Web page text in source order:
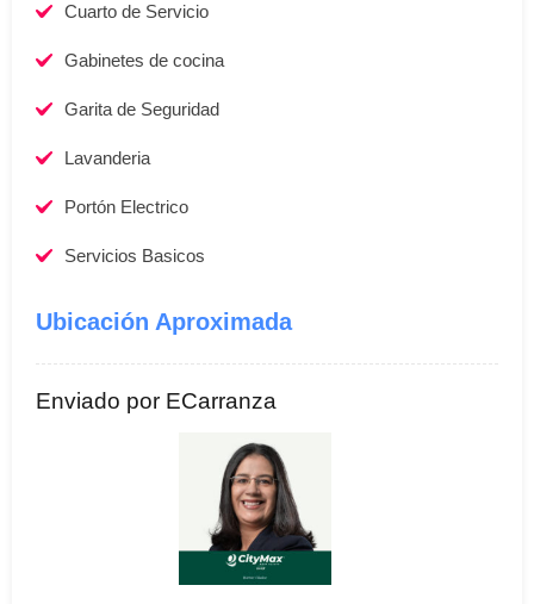
Cuarto de Servicio
Gabinetes de cocina
Garita de Seguridad
Lavanderia
Portón Electrico
Servicios Basicos
Ubicación Aproximada
Enviado por ECarranza